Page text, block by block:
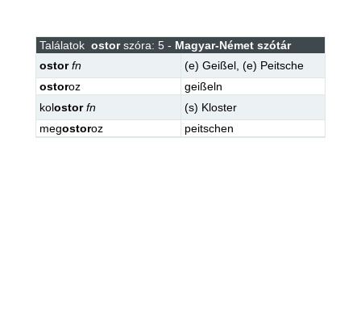
Találatok ostorszóra: 5 - Magyar-Német szótár
ostor fn (e) Geißel, (e) Peitsche
ostoroz
geißeln
kolostor fn (s) Kloster
megostoroz peitschen